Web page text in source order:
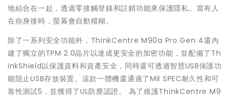
地結合在一起，透過零接觸登錄和註銷功能來保護隱私。當有人
在你身後時，螢幕會自動模糊。
除了一系列安全功能外，ThinkCentre M90a Pro Gen 4還內
建了獨立的TPM 2.0晶片以達成更安全的加密功能，並配備了Th
inkShield以保護資料和資產安全，同時還可透過智慧USB保護功
能阻止USB存放裝置。這款一體機還通過了Mil SPEC耐久性和可
靠性測試5，並獲得了UL防塵認證。 為了維護ThinkCentre M9